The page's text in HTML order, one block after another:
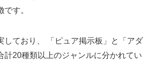
す。
しており、 「ピュア掲示板」と「アダ
計20種類以上のジャンルに分かれてい